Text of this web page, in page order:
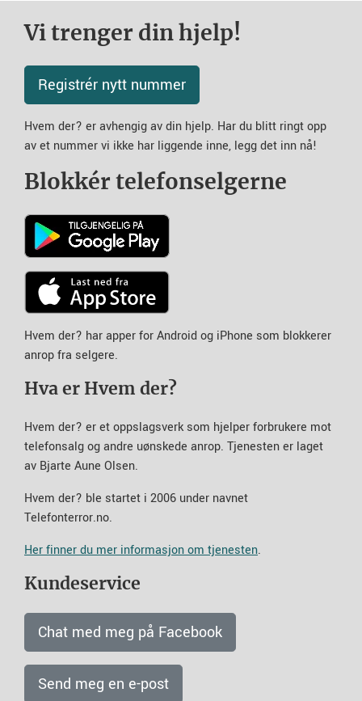
Vi trenger din hjelp!
Registrér nytt nummer
Hvem der? er avhengig av din hjelp. Har du blitt ringt opp
av et nummer vi ikke har liggende inne, legg det inn nå!
Blokkér telefonselgerne
Hvem der? har apper for Android og iPhone som blokkerer
anrop fra selgere.
Hva er Hvem der?
Hvem der? er et oppslagsverk som hjelper forbrukere mot
telefonsalg og andre uønskede anrop. Tjenesten er laget
av Bjarte Aune Olsen.
Hvem der? ble startet i 2006 under navnet
Telefonterror.no.
Her finner du mer informasjon om tjenesten.
Kundeservice
Chat med meg på Facebook
Send meg en e-post